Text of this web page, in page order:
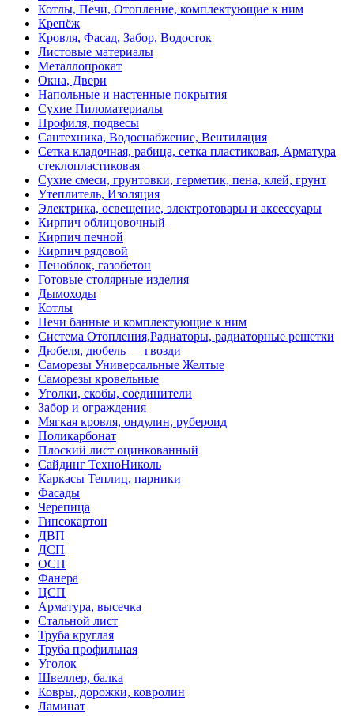
Котлы, Печи, Отопление, комплектующие к ним
Крепёж
Кровля, Фасад, Забор, Водосток
Листовые материалы
Металлопрокат
Окна, Двери
Напольные и настенные покрытия
Сухие Пиломатериалы
Профиля, подвесы
Сантехника, Водоснабжение, Вентиляция
Сетка кладочная, рабица, сетка пластиковая, Арматура
стеклопластиковая
Сухие смеси, грунтовки, герметик, пена, клей, грунт
Утеплитель, Изоляция
Электрика, освещение, электротовары и аксессуары
Кирпич облицовочный
Кирпич печной
Кирпич рядовой
Пеноблок, газобетон
Готовые столярные изделия
Дымоходы
Котлы
Печи банные и комплектующие к ним
Система Отопления,Радиаторы, радиаторные решетки
Дюбеля, дюбель — гвозди
Саморезы Универсальные Желтые
Саморезы кровельные
Уголки, скобы, соединители
Забор и ограждения
Мягкая кровля, ондулин, рубероид
Поликарбонат
Плоский лист оцинкованный
Сайдинг ТехноНиколь
Каркасы Теплиц, парники
Фасады
Черепица
Гипсокартон
ДВП
ДСП
ОСП
Фанера
ЦСП
Арматура, высечка
Стальной лист
Труба круглая
Труба профильная
Уголок
Швеллер, балка
Ковры, дорожки, ковролин
Ламинат